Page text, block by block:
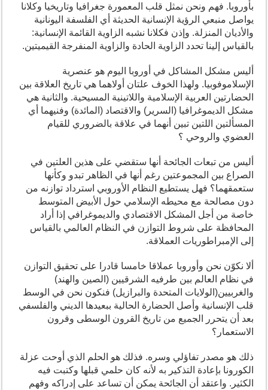
بأوروبا. فهم ونحن نمثل قلب المعمورة جغرافيا وتاريخيا وكلانا
يواصل منبعي الرؤية الإنسانية الحديثة أي الفلسفة اليونانية
والأديان المنزلة. وإذن فكلانا نشبه الزاوية القائمة الإنسانية:
بالقياس إلينا تحدد الزاوية الحادة والزاوية المنفرجة القيميتين.
أليس مشكل المشاكل في أوروبا اليوم هو عنصرية
الإسلاموفوبيا. ولهذا الخوف علتان أولاهما هي تاريخ العلاقة بين
الحضارتين العربية الإسلامية واللاتينية المسيحية. والثانية هي
مشكل الديموغرافيا (السرير) والاقتصاد (المائدة) وفنيهما أي
المسألتين اللتين تبين أنهما في علاقة بالضروري للقيام
العضوي والروحي ؟
أليس من تبعات الجائحة أنها ستقضي على هذين العلتين في
الصراع بين المجموعتين رغم أنها في الظاهر تبدو وكأنها
ستعمقهما؟ فهل يستطيع النظام الأوروبي استرداد توازنه من
دون مصالحة مع محيطه الإسلامي حول الأبيض المتوسط
خاصة من أجل المشكل الاقتصادي والديموغرافي إذا أراد
المحافظة على شروط التوازن في النظام العالمي بالقياس
إلى الإمبراطوريات العملاقة.
ألا نكوّن نحن وأوروبا عملاقا خامسا قادرا على تحقيق التوازن
في نظام العالم بين طرفيه الشرقيين (الصين والهند)
والغربيين(الولايات المتحدة والبرازيل) فنكون نحن في الوسط
قلب الإنسانية وأصل الحضارة الحالية ببعيدها الديني والفلسفي
بعد أن يتحرر الجميع من تاريخ القرون الوسطى وقرون
الاستعمار؟
ذلك هو مصدر تفاؤلي وسره. فذلك هو الحلم الذي أوحت عزلة
الكورونا بإعادة التذكير به لأنه كان حلمي قبلها وكتبت فيه
الكثير. واعتقد أن الجائحة يمكن أن تساعد على إدراكه وفهم